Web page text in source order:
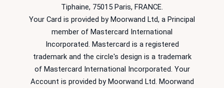
Tiphaine, 75015 Paris, FRANCE.
Your Card is provided by Moorwand Ltd, a Principal
member of Mastercard International
Incorporated. Mastercard is a registered
trademark and the circle's design is a trademark
of Mastercard International Incorporated. Your
Account is provided by Moorwand Ltd. Moorwand